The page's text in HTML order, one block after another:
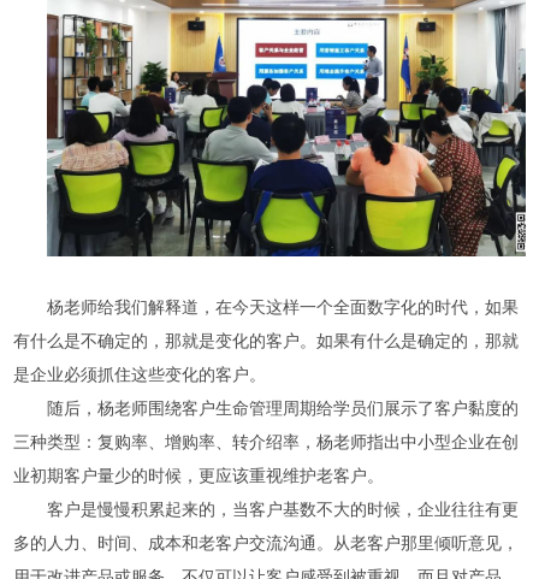
杨老师给我们解释道，在今天这样一个全面数字化的时代，如果
有什么是不确定的，那就是变化的客户。如果有什么是确定的，那就
是企业必须抓住这些变化的客户。
随后，杨老师围绕客户生命管理周期给学员们展示了客户黏度的
三种类型：复购率、增购率、转介绍率，杨老师指出中小型企业在创
业初期客户量少的时候，更应该重视维护老客户。
客户是慢慢积累起来的，当客户基数不大的时候，企业往往有更
多的人力、时间、成本和老客户交流沟通。从老客户那里倾听意见，